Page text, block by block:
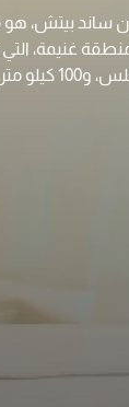
ساند بيتش،
مصراته.